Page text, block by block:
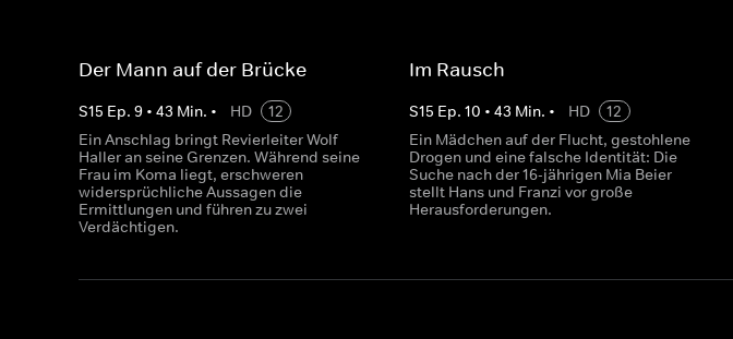
Der Mann auf der Brücke
S15 Ep. 9 • 43 Min. • HD
12
Ein Anschlag bringt Revierleiter Wolf
Haller an seine Grenzen. Während seine
Frau im Koma liegt, erschweren
widersprüchliche Aussagen die
Ermittlungen und führen zu zwei
Verdächtigen.
Im Rausch
S15 Ep.10 •43 Min. • HD
12
Ein Mädchen auf der Flucht, gestohlene
Drogen und eine falsche Identität: Die
Suche nach der 16-jährigen Mia Beier
stellt Hans und Franzi vor große
Herausforderungen.